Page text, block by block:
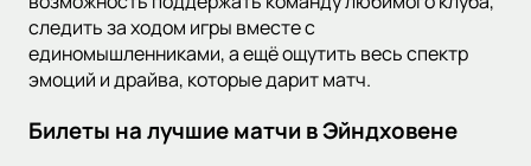
следить за ходом игры вместе с
единомышленниками, а ещё ощутить весь спектр
эмоций и драйва, которые дарит матч.
Билеты на лучшие матчи в Эйндховене